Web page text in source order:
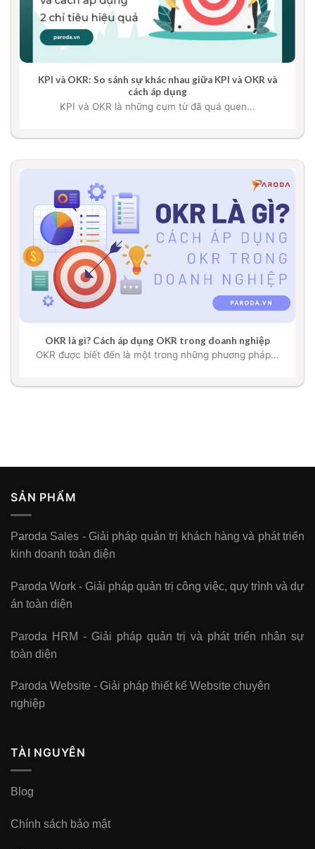
KPI và OKR: So sánh sự khác nhau giữa KPI và OKR và
cách áp dụng
KPI và OKR là những cụm từ đã quá quen...
OKR là gì? Cách áp dụng OKR trong doanh nghiệp
OKR được biết đến là một trong những phương pháp...
SẢN PHẨM
Paroda Sales - Giải pháp quản trị khách hàng và phát triển
kinh doanh toàn diện
Paroda Work - Giải pháp quản trị công việc, quy trình và dự
án toàn diện
Paroda HRM - Giải pháp quản trị và phát triển nhân sự
toàn diện
Paroda Website - Giải pháp thiết kế Website chuyên
nghiệp
TÀI NGUYÊN
Blog
Chính sách bảo mật